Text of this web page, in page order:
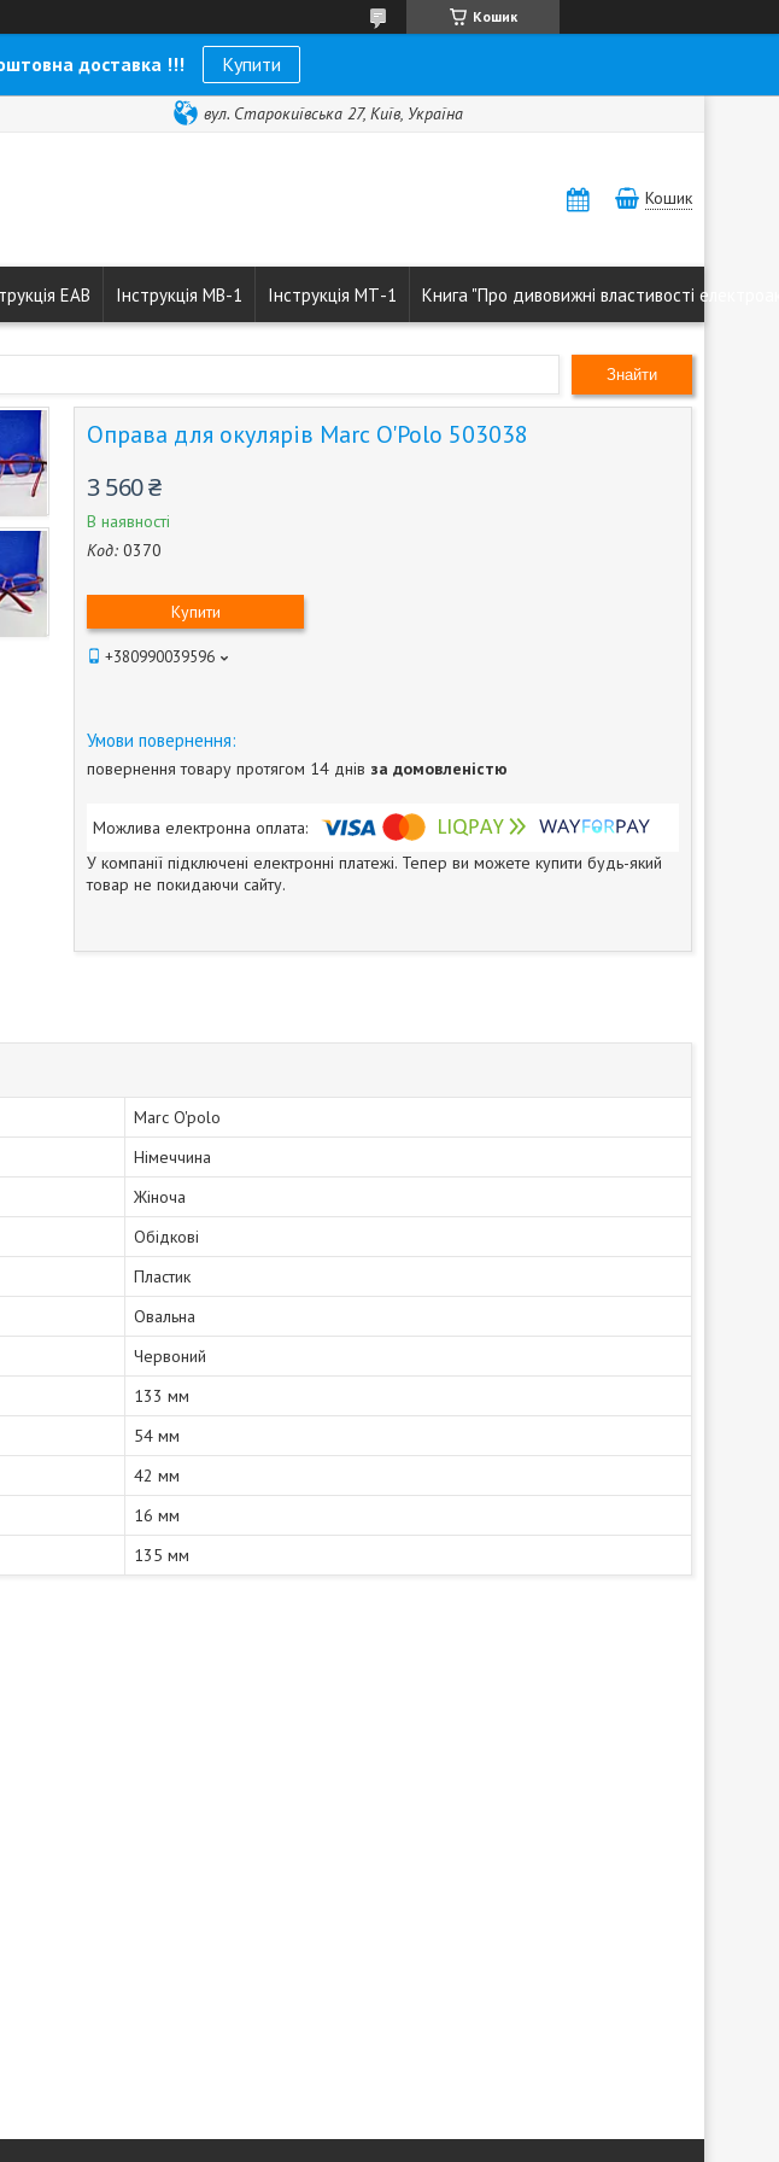
Кошик
доставка !!! Купити
вул. Старокиївська 27, Київ, Україна
Кошик
ЕАВ Інструкція МВ-1 Інструкція МТ-1 Книга "Про дивовижні властивості
Знайти
Оправа для окулярів Marc O'Polo 503038
3 560 ₴
В наявності
Код: 0370
Купити
+380990039596
повернення товару протягом 14 днів за домовленістю
У компанії підключені електронні платежі. Тепер ви можете купити будь-який
товар не покидаючи сайту.
Marc O'polo
Німеччина
Жіноча
Обідкові
Пластик
Овальна
Червоний
133 мм
54 мм
42 мм
16 мм
135 мм